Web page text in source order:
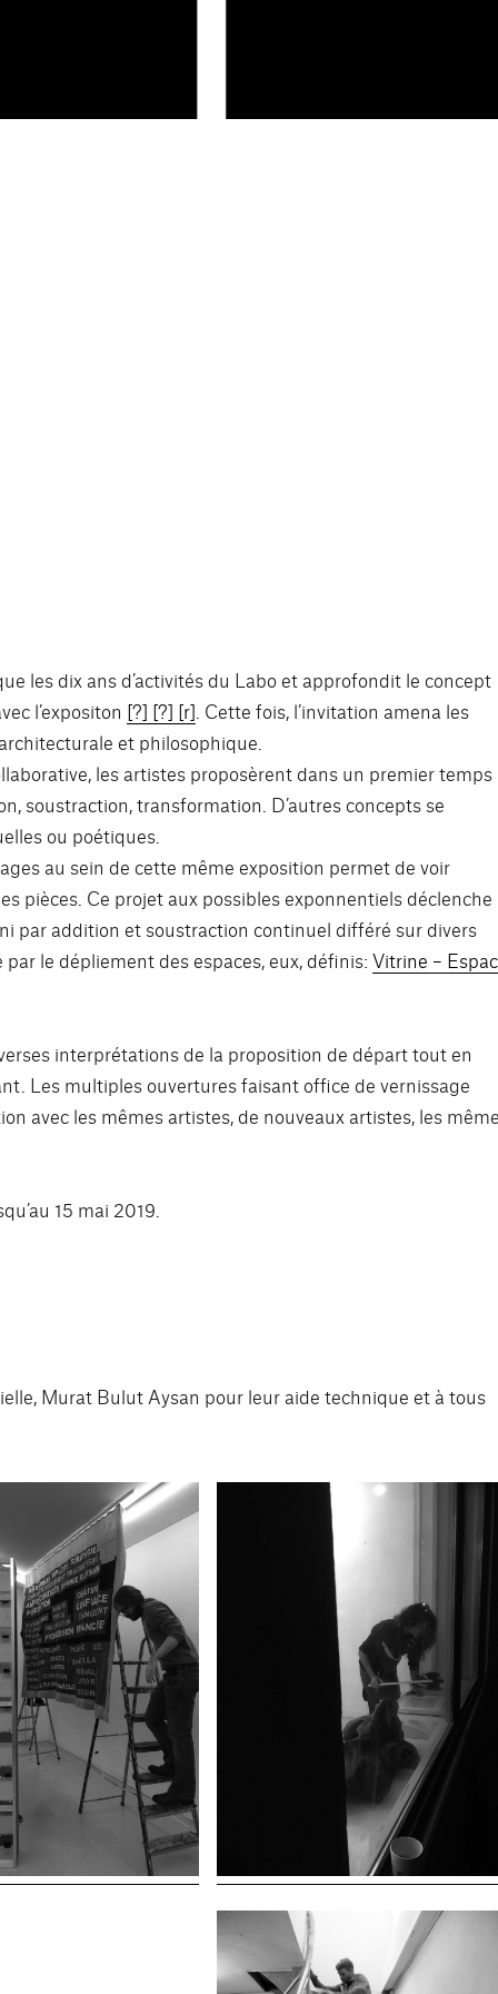
les dix ans d’activités du Labo et approfondit le concept
l’expositon [?] [?] [r] . Cette fois, l’invitation amena les
et philosophique.
les artistes proposèrent dans un premier temps
soustraction, transformation. D’autres concepts se
ou poétiques.
au sein de cette même exposition permet de voir
pièces. Ce projet aux possibles exponnentiels déclenche
par addition et soustraction continuel différé sur divers
le dépliement des espaces, eux, définis:Vitrine –
interprétations de la proposition de départ tout en
Les multiples ouvertures faisant office de vernissage
avec les mêmes artistes, de nouveaux artistes, les
15 mai 2019.
Murat Bulut Aysan pour leur aide technique et à tous